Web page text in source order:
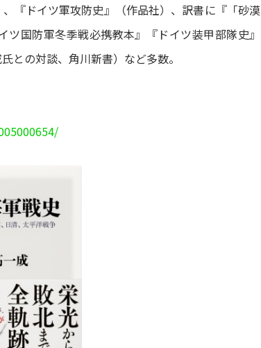
『ドイツ軍攻防史』（作品社）、訳書に『「砂漠
国防軍冬季戦必携教本』『ドイツ装甲部隊史』
との対談、角川新書）など多数。